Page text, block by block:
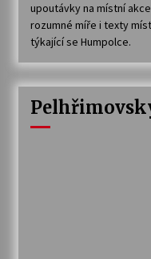
upoutávky na místní
rozumné míře i texty
týkající se Humpolce.